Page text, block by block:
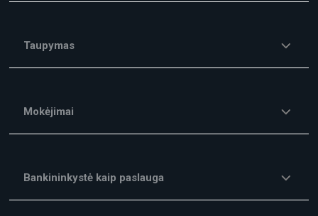
Taupymas
Mokėjimai
Bankininkystė kaip paslauga